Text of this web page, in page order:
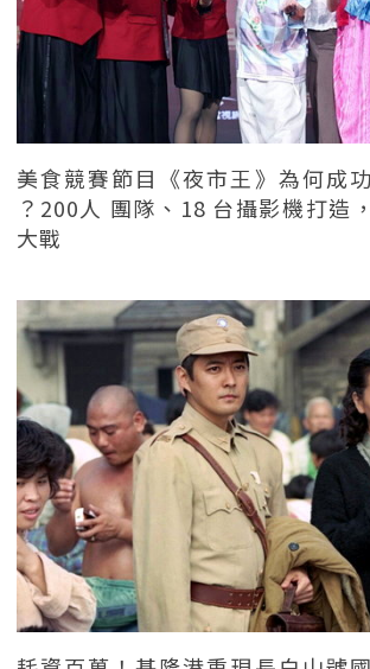
美食競賽節目《夜市王》為何成
？200人 團隊、18 台攝影機打造
大戰